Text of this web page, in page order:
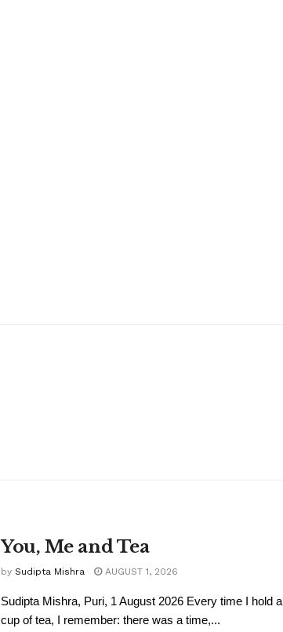
You, Me and Tea
by Sudipta Mishra AUGUST 1, 2026
Sudipta Mishra, Puri, 1 August 2026 Every time I hold a
cup of tea, I remember: there was a time,...